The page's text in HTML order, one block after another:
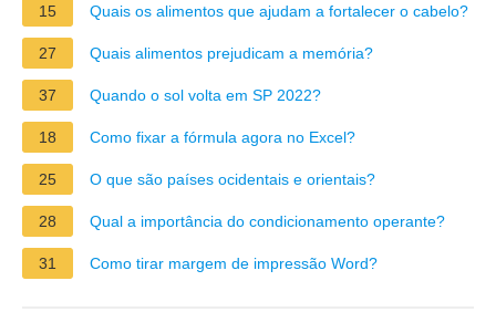
15
Quais os alimentos que ajudam a fortalecer o cabelo?
27 Quais alimentos prejudicam a memória?
37 Quando o sol volta em SP 2022?
18 Como fixar a fórmula agora no Excel?
25 O que são países ocidentais e orientais?
28 Qual a importância do condicionamento operante?
31 Como tirar margem de impressão Word?